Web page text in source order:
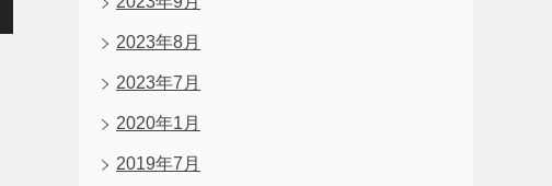
2023年8月
2023年7月
2020年1月
2019年7月